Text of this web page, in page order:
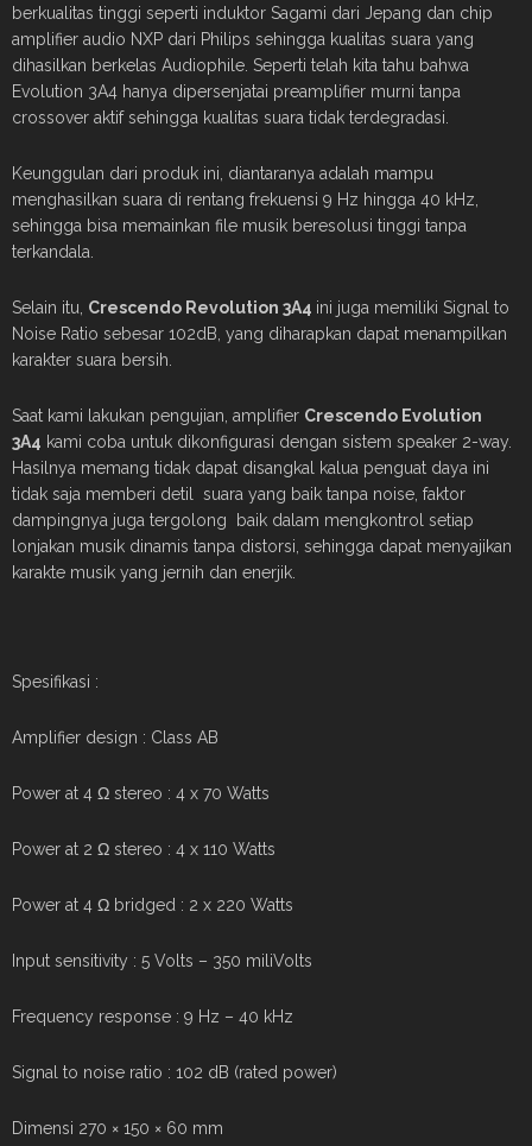
berkualitas tinggi seperti induktor Sagami dari Jepang dan chip
amplifier audio NXP dari Philips sehingga kualitas suara yang
dihasilkan berkelas Audiophile. Seperti telah kita tahu bahwa
Evolution 3A4 hanya dipersenjatai preamplifier murni tanpa
crossover aktif sehingga kualitas suara tidak terdegradasi.
Keunggulan dari produk ini, diantaranya adalah mampu
menghasilkan suara di rentang frekuensi 9 Hz hingga 40 kHz,
sehingga bisa memainkan file musik beresolusi tinggi tanpa
terkandala.
Selain itu, Crescendo Revolution 3A4 ini juga memiliki Signal to
Noise Ratio sebesar 102dB, yang diharapkan dapat menampilkan
karakter suara bersih.
Saat kami lakukan pengujian, amplifier Crescendo Evolution
3A4 kami coba untuk dikonfigurasi dengan sistem speaker 2-way.
Hasilnya memang tidak dapat disangkal kalua penguat daya ini
tidak saja memberi detil suara yang baik tanpa noise, faktor
dampingnya juga tergolong baik dalam mengkontrol setiap
lonjakan musik dinamis tanpa distorsi, sehingga dapat menyajikan
karakte musik yang jernih dan enerjik.
Spesifikasi :
Amplifier design : Class AB
Power at 4 Ω stereo : 4 x 70 Watts
Power at 2 Ω stereo : 4 x 110 Watts
Power at 4 Ω bridged : 2 x 220 Watts
Input sensitivity : 5 Volts – 350 miliVolts
Frequency response : 9 Hz – 40 kHz
Signal to noise ratio : 102 dB (rated power)
Dimensi 270 × 150 × 60 mm